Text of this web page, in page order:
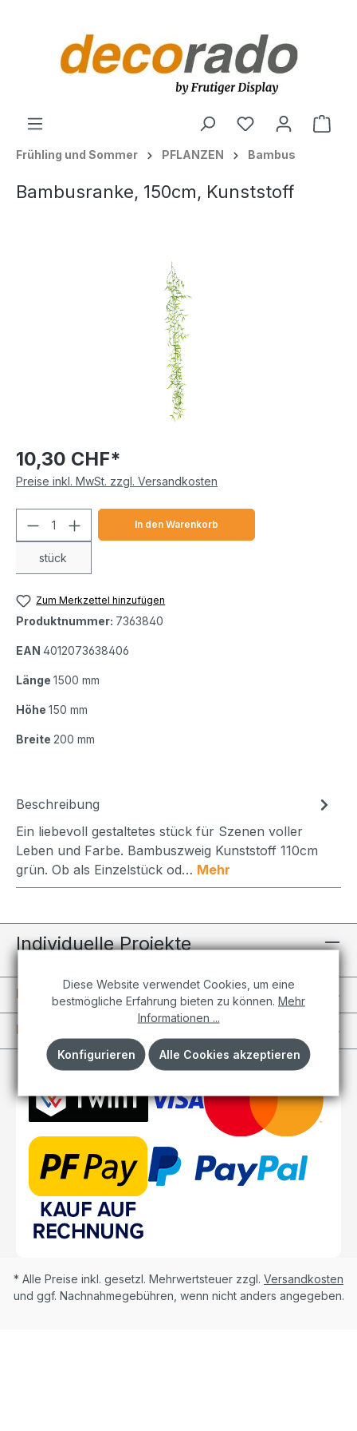
Frühling und Sommer PFLANZEN Bambus
Bambusranke, 150cm, Kunststoff
10,30 CHF*
Preise inkl. MwSt. zzgl. Versandkosten
Produkt Anzahl: Gib den
stück
In den Warenkorb
Zum Merkzettel hinzufügen
Produktnummer: 7363840
EAN 4012073638406
Länge 1500 mm
Höhe 150 mm
Breite 200 mm
Beschreibung
Ein liebevoll gestaltetes stück für Szenen voller
Leben und Farbe. Bambuszweig Kunststoff 110cm
grün. Ob als Einzelstück od… Mehr
Individuelle Projekte
Informationen
Kundenkonto
* Alle Preise inkl. gesetzl. Mehrwertsteuer zzgl. Versandkosten
und ggf. Nachnahmegebühren, wenn nicht anders angegeben.
Diese Website verwendet Cookies, um eine
bestmögliche Erfahrung bieten zu können. Mehr
Informationen ...
Konfigurieren Alle Cookies akzeptieren